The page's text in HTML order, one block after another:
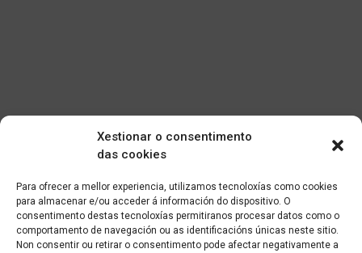
Xestionar o consentimento
das cookies
Para ofrecer a mellor experiencia, utilizamos tecnoloxías como cookies
para almacenar e/ou acceder á información do dispositivo. O
consentimento destas tecnoloxías permitiranos procesar datos como o
comportamento de navegación ou as identificacións únicas neste sitio.
Non consentir ou retirar o consentimento pode afectar negativamente a